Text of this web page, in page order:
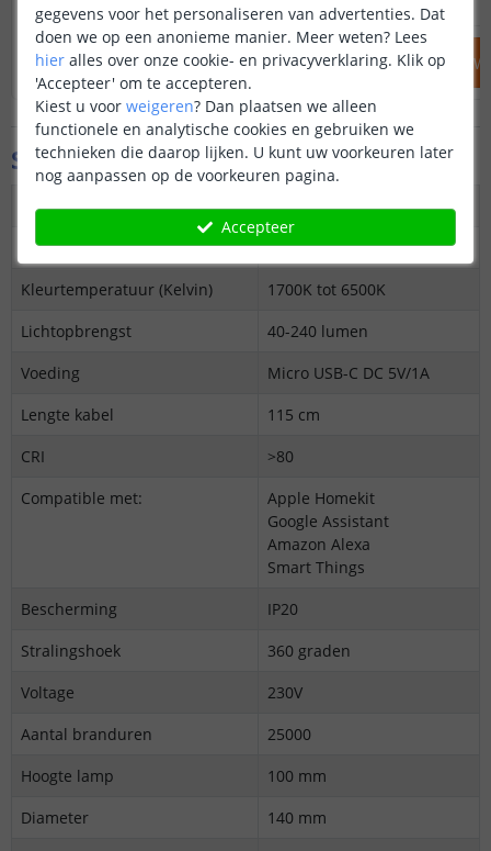
IN WINKELWAGEN IN
Specificaties
Maximaal verbruik
5 Watt
Kleur
Zeer warm tot koud wit
Kleurtemperatuur (Kelvin)
1700K tot 6500K
Lichtopbrengst
40-240 lumen
Voeding
Micro USB-C DC 5V/1A
Lengte kabel
115 cm
CRI
>80
Compatible met:
Apple Homekit
Google Assistant
Amazon Alexa
Smart Things
Bescherming
IP20
Stralingshoek
360 graden
Voltage
230V
Aantal branduren
25000
Hoogte lamp
100 mm
Diameter
140 mm
gegevens voor het personaliseren van advertenties. Dat
doen we op een anonieme manier. Meer weten? Lees
hier alles over onze cookie- en privacyverklaring. Klik op
'Accepteer' om te accepteren.
Kiest u voor weigeren? Dan plaatsen we alleen
functionele en analytische cookies en gebruiken we
technieken die daarop lijken. U kunt uw voorkeuren later
nog aanpassen op de voorkeuren pagina.
Accepteer